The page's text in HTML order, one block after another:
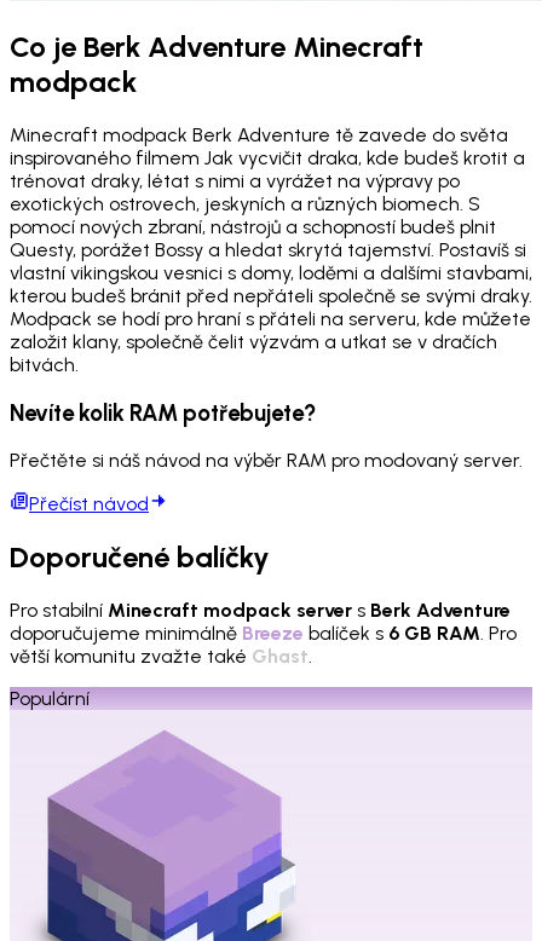
Co je Berk Adventure Minecraft
modpack
Minecraft modpack Berk Adventure tě zavede do světa
inspirovaného filmem Jak vycvičit draka, kde budeš krotit a
trénovat draky, létat s nimi a vyrážet na výpravy po
exotických ostrovech, jeskyních a různých biomech. S
pomocí nových zbraní, nástrojů a schopností budeš plnit
Questy, porážet Bossy a hledat skrytá tajemství. Postavíš si
vlastní vikingskou vesnici s domy, loděmi a dalšími stavbami,
kterou budeš bránit před nepřáteli společně se svými draky.
Modpack se hodí pro hraní s přáteli na serveru, kde můžete
založit klany, společně čelit výzvám a utkat se v dračích
bitvách.
Nevíte kolik RAM potřebujete?
Přečtěte si náš návod na výběr RAM pro modovaný server.
Přečíst návod
Doporučené balíčky
Pro stabilní Minecraft modpack server s Berk Adventure
doporučujeme minimálně Breeze balíček s 6 GB RAM. Pro
větší komunitu zvažte také Ghast.
Populární